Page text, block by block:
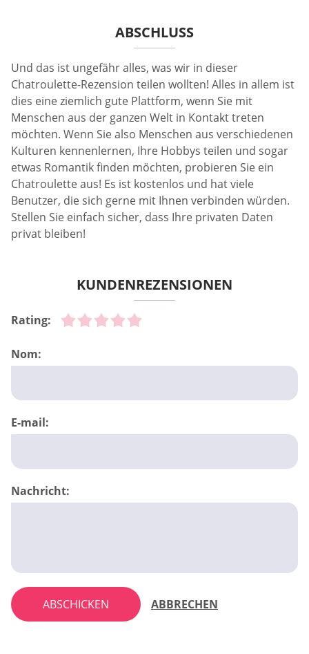
ABSCHLUSS
Und das ist ungefähr alles, was wir in dieser
Chatroulette-Rezension teilen wollten! Alles in allem ist
dies eine ziemlich gute Plattform, wenn Sie mit
Menschen aus der ganzen Welt in Kontakt treten
möchten. Wenn Sie also Menschen aus verschiedenen
Kulturen kennenlernen, Ihre Hobbys teilen und sogar
etwas Romantik finden möchten, probieren Sie ein
Chatroulette aus! Es ist kostenlos und hat viele
Benutzer, die sich gerne mit Ihnen verbinden würden.
Stellen Sie einfach sicher, dass Ihre privaten Daten
privat bleiben!
KUNDENREZENSIONEN
Rating:
Nom:
E-mail:
Nachricht:
ABSCHICKEN ABBRECHEN